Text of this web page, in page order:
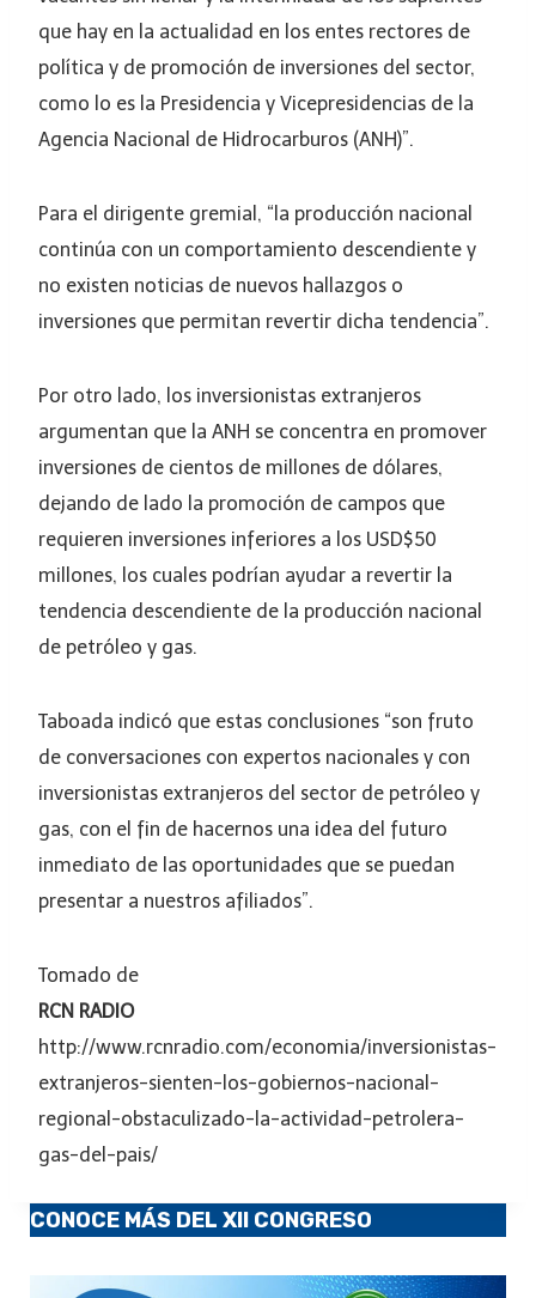
que hay en la actualidad en los entes rectores de
política y de promoción de inversiones del sector,
como lo es la Presidencia y Vicepresidencias de la
Agencia Nacional de Hidrocarburos (ANH)”.
Para el dirigente gremial, “la producción nacional
continúa con un comportamiento descendiente y
no existen noticias de nuevos hallazgos o
inversiones que permitan revertir dicha tendencia”.
Por otro lado, los inversionistas extranjeros
argumentan que la ANH se concentra en promover
inversiones de cientos de millones de dólares,
dejando de lado la promoción de campos que
requieren inversiones inferiores a los USD$50
millones, los cuales podrían ayudar a revertir la
tendencia descendiente de la producción nacional
de petróleo y gas.
Taboada indicó que estas conclusiones “son fruto
de conversaciones con expertos nacionales y con
inversionistas extranjeros del sector de petróleo y
gas, con el fin de hacernos una idea del futuro
inmediato de las oportunidades que se puedan
presentar a nuestros afiliados”.
Tomado de
RCN RADIO
http://www.rcnradio.com/economia/inversionistas-
extranjeros-sienten-los-gobiernos-nacional-
regional-obstaculizado-la-actividad-petrolera-
gas-del-pais/
CONOCE MÁS DEL XII CONGRESO